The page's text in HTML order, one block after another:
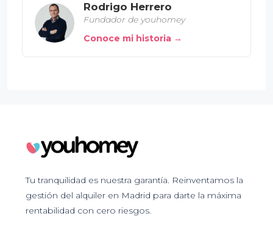
Rodrigo Herrero
Fundador de youhomey
Conoce mi historia →
Tu tranquilidad es nuestra garantía. Reinventamos la
gestión del alquiler en Madrid para darte la máxima
rentabilidad con cero riesgos.